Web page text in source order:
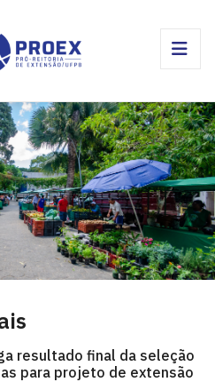
resultado final da seleção
para projeto de extensão